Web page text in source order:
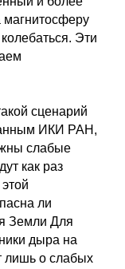
магнитосферу
Эти
сценарий
ИКИ РАН,
слабые
как раз
ли
Земли Для
дыра на
лишь о слабых